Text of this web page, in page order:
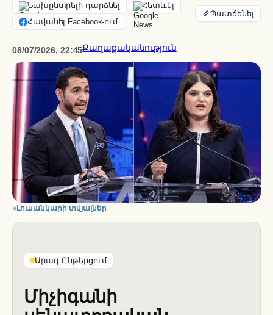
Նախընտրելի դարձնել
Հետևել
Հավանել Facebook-ում
08/07/2026, 22:45Քաղաքականություն
Լուսանկարի տվյալներ
Արագ Ընթերցում
Միչիգանի